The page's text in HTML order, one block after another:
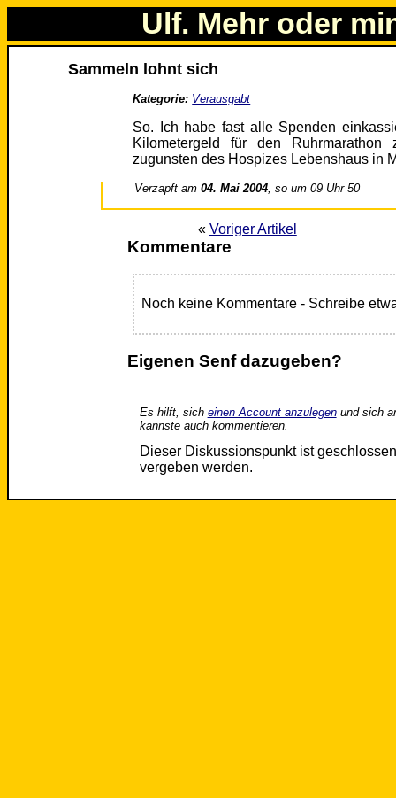
Ulf. Mehr oder
Sammeln lohnt sich
Kategorie: Verausgabt
So. Ich habe fast alle Spenden
Kilometergeld für den
zugunsten des Hospizes Lebenshaus in
Verzapft am04. Mai 2004, so um 09 Uhr 50
« Voriger Artikel
Kommentare
Noch keine Kommentare - Schreibe
Eigenen Senf dazugeben?
Es hilft, sich einen Account anzulegenund sich
kannste auch kommentieren.
Dieser Diskussionspunkt ist
vergeben werden.